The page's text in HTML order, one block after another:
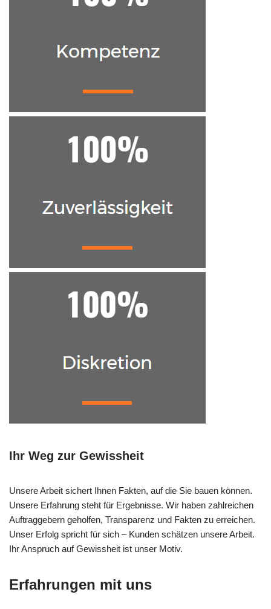
Ihr Weg zur Gewissheit
Unsere Arbeit sichert Ihnen Fakten, auf die Sie bauen können.
Unsere Erfahrung steht für Ergebnisse. Wir haben zahlreichen
Auftraggebern geholfen, Transparenz und Fakten zu erreichen.
Unser Erfolg spricht für sich – Kunden schätzen unsere Arbeit.
Ihr Anspruch auf Gewissheit ist unser Motiv.
Erfahrungen mit uns